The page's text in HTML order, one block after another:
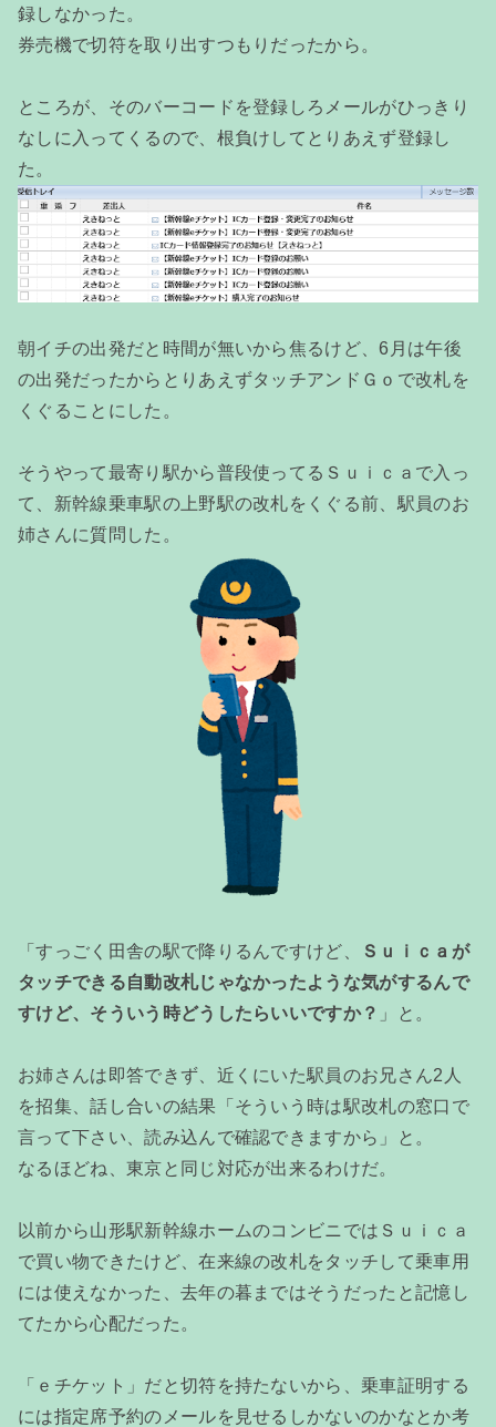
録しなかった。
券売機で切符を取り出すつもりだったから。
ところが、そのバーコードを登録しろメールがひっきり
なしに入ってくるので、根負けしてとりあえず登録し
た。
朝イチの出発だと時間が無いから焦るけど、6月は午後
の出発だったからとりあえずタッチアンドＧｏで改札を
くぐることにした。
そうやって最寄り駅から普段使ってるＳｕｉｃａで入っ
て、新幹線乗車駅の上野駅の改札をくぐる前、駅員のお
姉さんに質問した。
「すっごく田舎の駅で降りるんですけど、
Ｓｕｉｃａが
タッチできる自動改札じゃなかったような気がするんで
すけど、そういう時どうしたらいいですか？ 」と。
お姉さんは即答できず、近くにいた駅員のお兄さん2人
を招集、話し合いの結果「そういう時は駅改札の窓口で
言って下さい、読み込んで確認できますから」と。
なるほどね、東京と同じ対応が出来るわけだ。
以前から山形駅新幹線ホームのコンビニではＳｕｉｃａ
で買い物できたけど、在来線の改札をタッチして乗車用
には使えなかった、去年の暮まではそうだったと記憶し
てたから心配だった。
「ｅチケット」だと切符を持たないから、乗車証明する
には指定席予約のメールを見せるしかないのかなとか考